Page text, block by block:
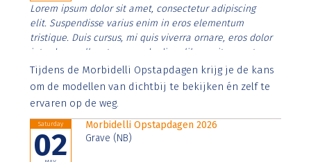
Lorem ipsum dolor sit amet, consectetur adipiscing
elit. Suspendisse varius enim in eros elementum
tristique. Duis cursus, mi quis viverra ornare, eros dolor
interdum nulla, ut commodo diam libero vitae erat.
Aenean faucibus nibh et justo cursus id rutrum lorem
imperdiet. Nunc ut sem vitae risus tristique posuere.
Tijdens de Morbidelli Opstapdagen krijg je de kans
om de modellen van dichtbij te bekijken én zelf te
ervaren op de weg.
Saturday
02
Morbidelli Opstapdagen 2026
Grave (NB)